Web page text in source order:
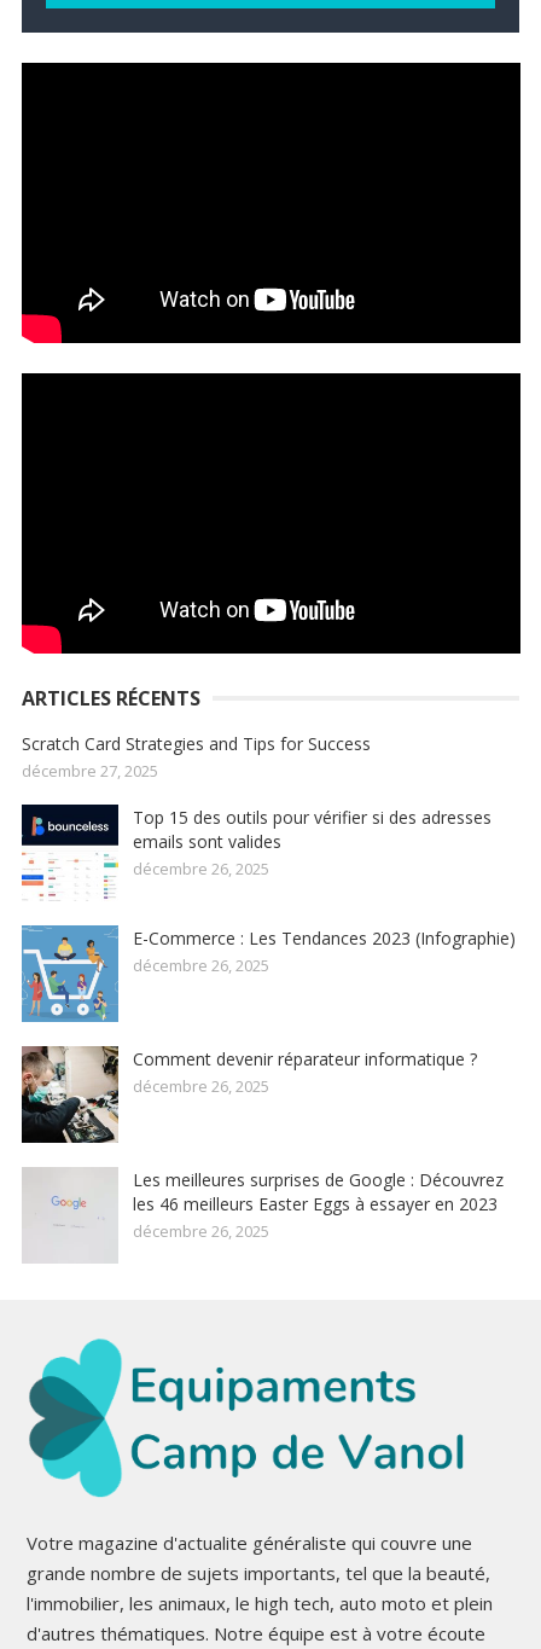
ARTICLES RÉCENTS
Scratch Card Strategies and Tips for Success
décembre 27, 2025
Top 15 des outils pour vérifier si des adresses
emails sont valides
décembre 26, 2025
E-Commerce : Les Tendances 2023 (Infographie)
décembre 26, 2025
Comment devenir réparateur informatique ?
décembre 26, 2025
Les meilleures surprises de Google : Découvrez
les 46 meilleurs Easter Eggs à essayer en 2023
décembre 26, 2025
Votre magazine d'actualite généraliste qui couvre une
grande nombre de sujets importants, tel que la beauté,
l'immobilier, les animaux, le high tech, auto moto et plein
d'autres thématiques. Notre équipe est à votre écoute